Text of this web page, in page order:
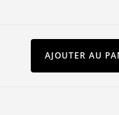
AJOUTER AU